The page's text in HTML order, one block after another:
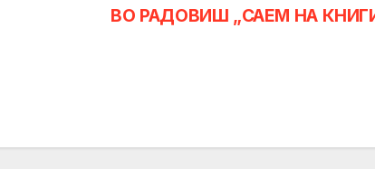
ВО РАДОВИШ „САЕМ НА